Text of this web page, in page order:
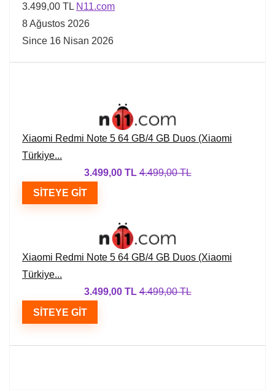
3.499,00 TL N11.com
8 Ağustos 2026
Since 16 Nisan 2026
Xiaomi Redmi Note 5 64 GB/4 GB Duos (Xiaomi
Türkiye...
3.499,00 TL4.499,00 TL
SITEYE GIT
Xiaomi Redmi Note 5 64 GB/4 GB Duos (Xiaomi
Türkiye...
3.499,00 TL4.499,00 TL
SITEYE GIT